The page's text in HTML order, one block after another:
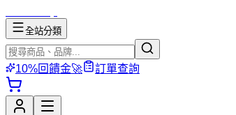
全站分類
10%回饋金🚀 訂單查詢